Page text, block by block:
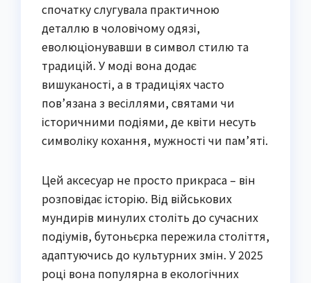
спочатку слугувала практичною
деталлю в чоловічому одязі,
еволюціонувавши в символ стилю та
традицій. У моді вона додає
вишуканості, а в традиціях часто
пов’язана з весіллями, святами чи
історичними подіями, де квіти несуть
символіку кохання, мужності чи пам’яті.
Цей аксесуар не просто прикраса – він
розповідає історію. Від військових
мундирів минулих століть до сучасних
подіумів, бутоньєрка пережила століття,
адаптуючись до культурних змін. У 2025
році вона популярна в екологічних